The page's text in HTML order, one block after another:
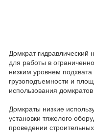
Домкрат гидравлический
для работы в
низким уровнем
грузоподъемности и
использования домкратов
Домкраты низкие
установки тяжелого
проведении